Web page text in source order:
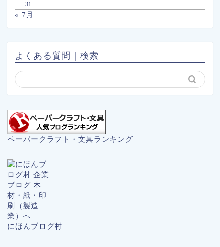
31
« 7月
よくある質問｜検索
ペーパークラフト・文具ランキング
にほんブログ村